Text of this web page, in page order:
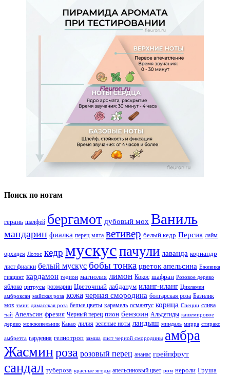
Поиск по нотам
герань шалфей бергамот дубовый мох Ваниль
мандарин фиалка перец мята ветивер белый кедр Персик лайм
орхидея Лотос кедр мускуспачули лаванда кориандр
лист фиалки белый мускус бобы тонка цветок апельсина Ежевика
гиацинт кардамон гедион магнолия лимон Кокос шафран Розовое дерево
яблоко цитрусы розмарин Цветочный лабданум иланг-иланг Цикламен
амброксан майская роза кожа черная смородина болгарская роза Базилик
мох тмин дамасская роза белые цветы карамель османтус корица Специи слива
чай Апельсин фрезия Черный перец пион бензоин Альдегиды кашемировое
дерево можжевельник Какао лилия зеленые ноты ландыш миндаль мирра стиракс
амбретта гардения гелиотроп замша лист черной смородины амбра
Жасминроза розовый перец ананас грейпфрут
сандал тубероза красные ягоды апельсиновый цвет ром нероли Груша